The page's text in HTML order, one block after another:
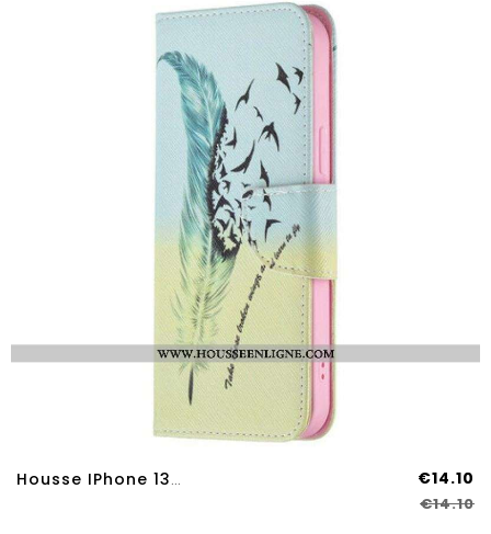
Housse IPhone 13 Pro Max Learn To Fly €14.10
€14.10